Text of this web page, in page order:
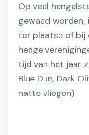
Op veel
gewaad worden,
ter plaatse of bij
tijd van het jaar
Blue Dun, Dark
natte vliegen)